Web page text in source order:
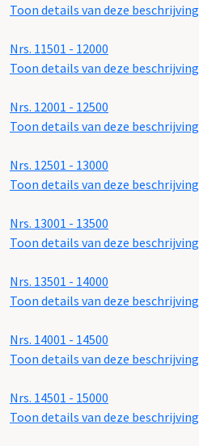
Toon details van deze beschrijving
Nrs. 11501 - 12000
Toon details van deze beschrijving
Nrs. 12001 - 12500
Toon details van deze beschrijving
Nrs. 12501 - 13000
Toon details van deze beschrijving
Nrs. 13001 - 13500
Toon details van deze beschrijving
Nrs. 13501 - 14000
Toon details van deze beschrijving
Nrs. 14001 - 14500
Toon details van deze beschrijving
Nrs. 14501 - 15000
Toon details van deze beschrijving